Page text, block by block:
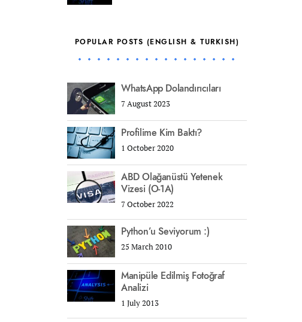
POPULAR POSTS (ENGLISH & TURKISH)
WhatsApp Dolandırıcıları
7 August 2023
Profilime Kim Baktı?
1 October 2020
ABD Olağanüstü Yetenek
Vizesi (O-1A)
7 October 2022
Python’u Seviyorum :)
25 March 2010
Manipüle Edilmiş Fotoğraf
Analizi
1 July 2013